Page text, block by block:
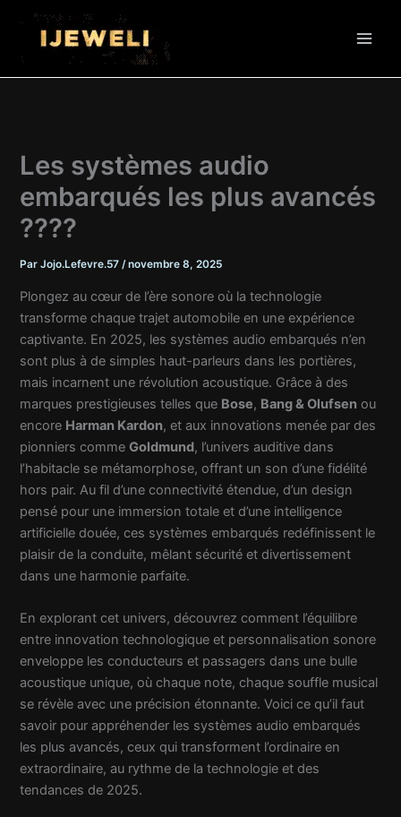
contenu
Les systèmes audio
embarqués les plus avancés
????
ParJojo.Lefevre.57/novembre 8, 2025
Plongez au cœur de l’ère sonore où la technologie
transforme chaque trajet automobile en une expérience
captivante. En 2025, les systèmes audio embarqués n’en
sont plus à de simples haut-parleurs dans les portières,
mais incarnent une révolution acoustique. Grâce à des
marques prestigieuses telles que Bose, Bang & Olufsen ou
encore Harman Kardon, et aux innovations menée par des
pionniers commeGoldmund, l’univers auditive dans
l’habitacle se métamorphose, offrant un son d’une fidélité
hors pair. Au fil d’une connectivité étendue, d’un design
pensé pour une immersion totale et d’une intelligence
artificielle douée, ces systèmes embarqués redéfinissent le
plaisir de la conduite, mêlant sécurité et divertissement
dans une harmonie parfaite.
En explorant cet univers, découvrez comment l’équilibre
entre innovation technologique et personnalisation sonore
enveloppe les conducteurs et passagers dans une bulle
acoustique unique, où chaque note, chaque souffle musical
se révèle avec une précision étonnante. Voici ce qu’il faut
savoir pour appréhender les systèmes audio embarqués
les plus avancés, ceux qui transforment l’ordinaire en
extraordinaire, au rythme de la technologie et des
tendances de 2025.